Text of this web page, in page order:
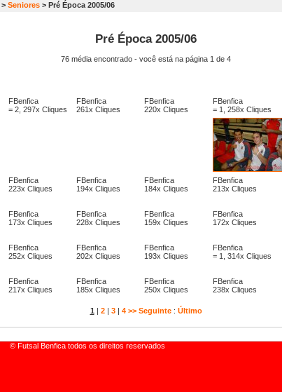
> Seniores > Pré Época 2005/06
Pré Época 2005/06
76 média encontrado - você está na página 1 de 4
FBenfica
= 2, 297x Cliques
FBenfica
261x Cliques
FBenfica
220x Cliques
FBenfica
= 1, 258x Cliques
FBenfica
223x Cliques
FBenfica
194x Cliques
FBenfica
184x Cliques
FBenfica
213x Cliques
FBenfica
173x Cliques
FBenfica
228x Cliques
FBenfica
159x Cliques
FBenfica
172x Cliques
FBenfica
252x Cliques
FBenfica
202x Cliques
FBenfica
193x Cliques
FBenfica
= 1, 314x Cliques
FBenfica
217x Cliques
FBenfica
185x Cliques
FBenfica
250x Cliques
FBenfica
238x Cliques
1 | 2| 3| 4 >> Seguinte: Último
© Futsal Benfica todos os direitos reservados